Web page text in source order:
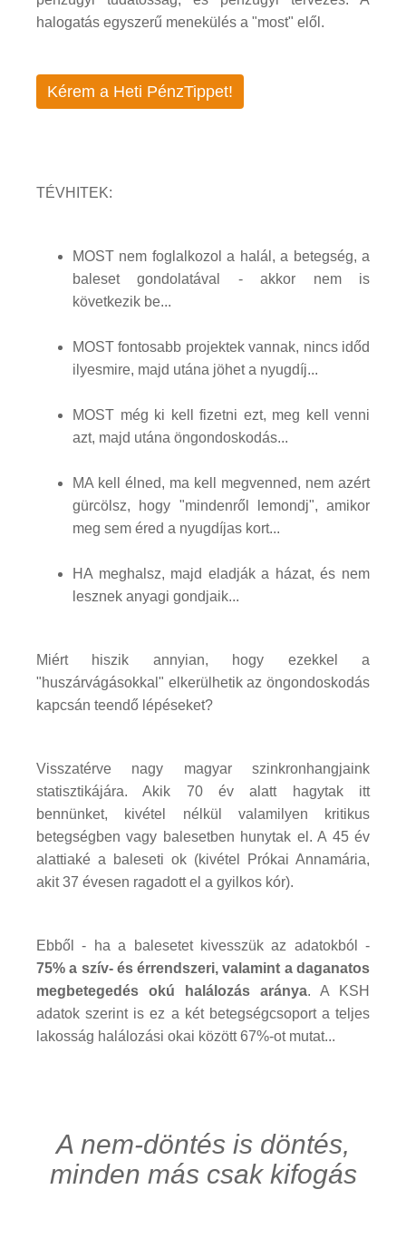
halogatás egyszerű menekülés a "most" elől.
Kérem a Heti PénzTippet!
TÉVHITEK:
MOST nem foglalkozol a halál, a betegség, a
baleset gondolatával - akkor nem is
következik be...
MOST fontosabb projektek vannak, nincs időd
ilyesmire, majd utána jöhet a nyugdíj...
MOST még ki kell fizetni ezt, meg kell venni
azt, majd utána öngondoskodás...
MA kell élned, ma kell megvenned, nem azért
gürcölsz, hogy "mindenről lemondj", amikor
meg sem éred a nyugdíjas kort...
HA meghalsz, majd eladják a házat, és nem
lesznek anyagi gondjaik...
Miért hiszik annyian, hogy ezekkel a
"huszárvágásokkal" elkerülhetik az öngondoskodás
kapcsán teendő lépéseket?
Visszatérve nagy magyar szinkronhangjaink
statisztikájára. Akik 70 év alatt hagytak itt
bennünket, kivétel nélkül valamilyen kritikus
betegségben vagy balesetben hunytak el. A 45 év
alattiaké a baleseti ok (kivétel Prókai Annamária,
akit 37 évesen ragadott el a gyilkos kór).
Ebből - ha a balesetet kivesszük az adatokból -
75% a szív- és érrendszeri, valamint a daganatos
megbetegedés okú halálozás aránya. A KSH
adatok szerint is ez a két betegségcsoport a teljes
lakosság halálozási okai között 67%-ot mutat...
A nem-döntés is döntés,
minden más csak kifogás